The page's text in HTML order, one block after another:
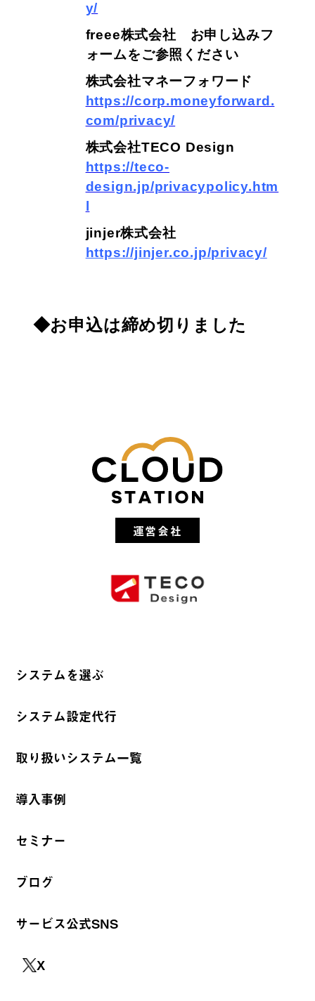
y/
freee株式会社 お申し込みフ
ォームをご参照ください
株式会社マネーフォワード
https://corp.moneyforward.
com/privacy/
株式会社TECO Design
https://teco-
design.jp/privacypolicy.htm
jinjer株式会社
https://jinjer.co.jp/privacy/
◆お申込は締め切りました
運営会社
システムを選ぶ
システム設定代行
取り扱いシステム一覧
導入事例
セミナー
ブログ
サービス公式SNS
X